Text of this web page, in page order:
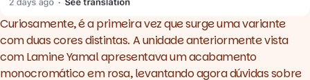
Curiosamente, é a primeira vez que surge uma variante
com duas cores distintas. A unidade anteriormente vista
com Lamine Yamalapresentava um acabamento
monocromático em rosa, levantando agora dúvidas sobre